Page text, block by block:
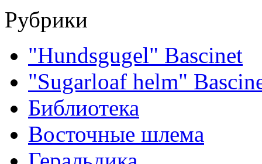
Рубрики
"Hundsgugel" Bascinet
"Sugarloaf helm"
Библиотека
Восточные шлема